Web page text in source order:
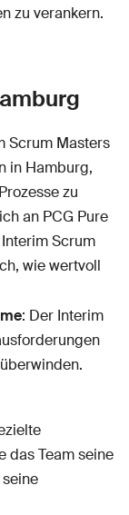
zu verankern.
Scrum Masters
in Hamburg,
zu
an PCG Pure
Scrum
wie wertvoll
: Der Interim
das Team seine